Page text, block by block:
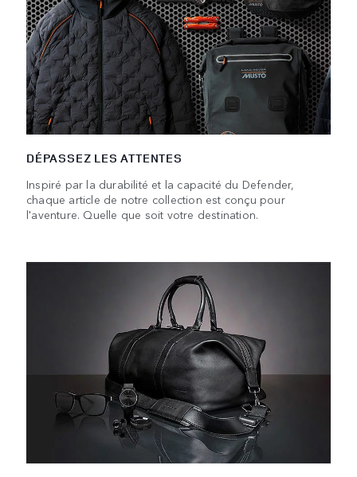
DÉPASSEZ LES ATTENTES
Inspiré par la durabilité et la capacité du Defender,
chaque article de notre collection est conçu pour
l'aventure. Quelle que soit votre destination.